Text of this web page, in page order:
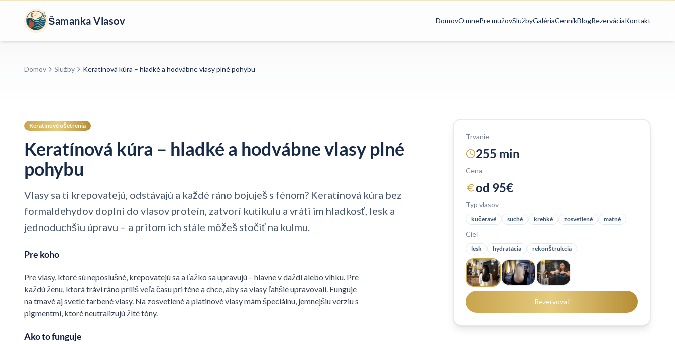
Šamanka Vlasov DomovO mnePre mužovSlužbyGalériaCenníkBlogRezerváciaKontakt
Domov Služby Keratínová kúra – hladké a hodvábne vlasy plné pohybu
Keratínové ošetrenia
Keratínová kúra – hladké a hodvábne vlasy plné
pohybu
Vlasy sa ti krepovatejú, odstávajú a každé ráno bojuješ s fénom? Keratínová kúra bez
formaldehydov doplní do vlasov proteín, zatvorí kutikulu a vráti im hladkosť, lesk a
jednoduchšiu úpravu – a pritom ich stále môžeš stočiť na kulmu.
Pre koho
Pre vlasy, ktoré sú neposlušné, krepovatejú sa a ťažko sa upravujú – hlavne v daždi alebo vlhku. Pre
každú ženu, ktorá trávi ráno príliš veľa času pri féne a chce, aby sa vlasy ľahšie upravovali. Funguje
na tmavé aj svetlé farbené vlasy. Na zosvetlené a platinové vlasy mám špeciálnu, jemnejšiu verziu s
pigmentmi, ktoré neutralizujú žlté tóny.
Ako to funguje
Trvanie
255 min
Cena
od 95€
Typ vlasov
kučeravé suché krehké zosvetlené matné
Cieľ
lesk hydratácia rekonštrukcia
Rezervovať